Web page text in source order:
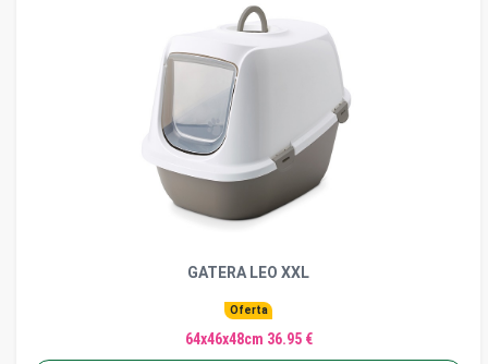
GATERA LEO XXL
Oferta
64x46x48cm 36.95 €